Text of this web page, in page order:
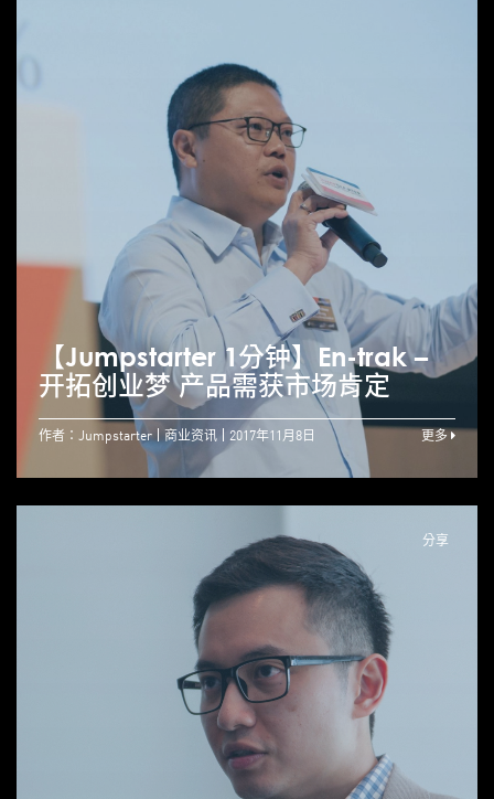
【Jumpstarter 1分钟】En-trak –
开拓创业梦 产品需获市场肯定
作者：Jumpstarter 商业资讯 2017年11月8日 更多
分享